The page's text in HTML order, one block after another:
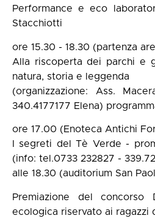
Performance e eco
Stacchiotti
ore 15.30 - 18.30 (partenza
Alla riscoperta dei parchi e
natura, storia e leggenda
(organizzazione: Ass.
340.4177177 Elena)
ore 17.00 (Enoteca Antichi
I segreti del Tè Verde -
(info: tel.0733 232827 -
alle 18.30 (auditorium San
Premiazione del concorso
ecologica riservato ai ragazzi